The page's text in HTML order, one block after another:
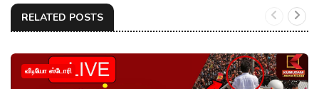
RELATED POSTS
வீடியோ ஸ்டோரி